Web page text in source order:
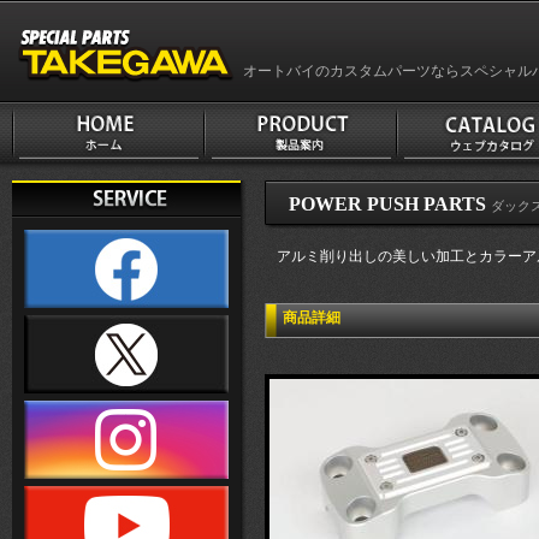
オートバイのカスタムパーツならスペシャル
POWER PUSH PARTS ダック
アルミ削り出しの美しい加工とカラー
商品詳細